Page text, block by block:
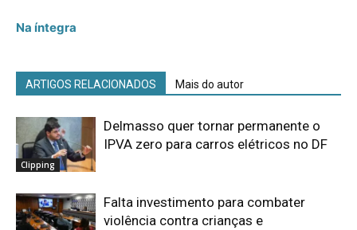
Na íntegra
ARTIGOS RELACIONADOS Mais do autor
Clipping
Delmasso quer tornar permanente o
IPVA zero para carros elétricos no DF
Falta investimento para combater
violência contra crianças e